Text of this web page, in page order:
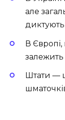
але
диктують
В
залежить
Штати —